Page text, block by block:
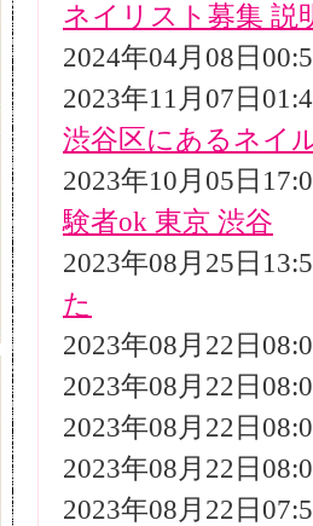
ネイリスト募集 説
2024年04月08日
2023年11月07日
渋谷区にあるネイ
2023年10月05日
験者ok 東京 渋谷
2023年08月25日
た
2023年08月22日
2023年08月22日
2023年08月22日
2023年08月22日
2023年08月22日